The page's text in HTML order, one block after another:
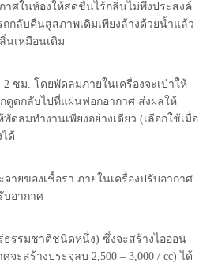
าศในห้องให้สดชื่นไร้กลิ่นไม่พึงประสงค์
กลับคืนสู่สภาพเดิมเพียงล้างด้วยน้ำแล้ว
นเหมือนเดิม
ชม. โดยพัดลมภายในเครื่องจะเป่าให้
ดูดกลับไปที่แผ่นฟอกอากาศ ส่งผลให้
ลมทำงานเพียงอย่างเดียว (เลือกใช้เมื่อ
ด้
ายของเชื้อรา ภายในเครื่องปรับอากาศ
บอากาศ
รรมชาติชนิดหนึ่ง) ซึ่งจะสร้างไอออน
ะสร้างประจุลบ 2,500 – 3,000 / cc) ได้